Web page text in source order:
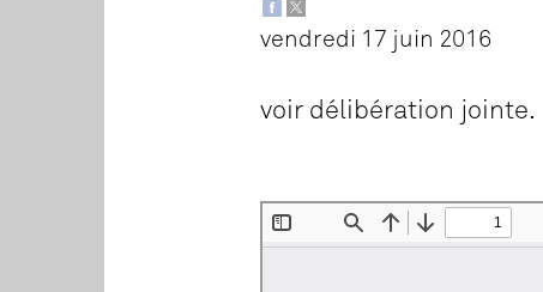
vendredi 17 juin 2016
voir délibération jointe.